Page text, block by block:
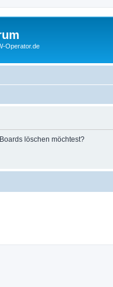
Operator.de
löschen möchtest?